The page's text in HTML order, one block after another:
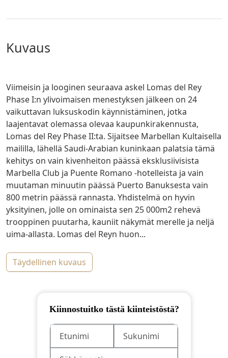
kuvaus
Viimeisin ja looginen seuraava askel Lomas del Rey
Phase I:n ylivoimaisen menestyksen jälkeen on 24
vaikuttavan luksuskodin käynnistäminen, jotka
laajentavat olemassa olevaa kaupunkirakennusta,
Lomas del Rey Phase II:ta. Sijaitsee Marbellan Kultaisella
maililla, lähellä Saudi-Arabian kuninkaan palatsia tämä
kehitys on vain kivenheiton päässä eksklusiivisista
Marbella Club ja Puente Romano -hotelleista ja vain
muutaman minuutin päässä Puerto Banuksesta vain
800 metrin päässä rannasta. Yhdistelmä on hyvin
yksityinen, jolle on ominaista sen 25 000m2 rehevä
trooppinen puutarha, kauniit näkymät merelle ja neljä
uima-allasta. Lomas del Reyn huon...
täydellinen kuvaus
Kiinnostuitko tästä kiinteistöstä?